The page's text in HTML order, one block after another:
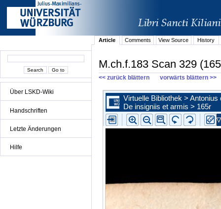
Über LSKD-Wiki
Handschriften
Letzte Änderungen
Hilfe
Article Comments View Source History
M.ch.f.183 Scan 329
<< zurück blättern vorwärts blättern >>